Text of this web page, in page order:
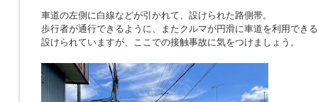
車道の左側に白線などが引かれて、設けられた路側帯。
歩行者が通行できるように、またクルマが円滑に車道を利用でき
設けられていますが、ここでの接触事故に気をつけましょう。